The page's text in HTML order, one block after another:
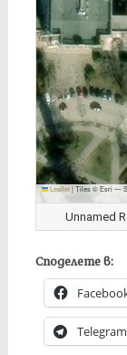
Leaflet |Tiles © Esri —
Unnamed
Споделете в:
Telegram